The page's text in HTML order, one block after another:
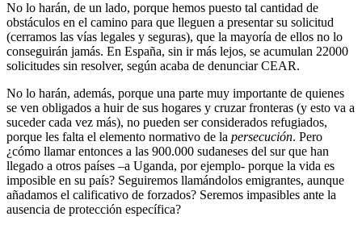
No lo harán, de un lado, porque hemos puesto tal cantidad de
obstáculos en el camino para que lleguen a presentar su solicitud
(cerramos las vías legales y seguras), que la mayoría de ellos no lo
conseguirán jamás. En España, sin ir más lejos, se acumulan 22000
solicitudes sin resolver, según acaba de denunciar CEAR.
No lo harán, además, porque una parte muy importante de quienes
se ven obligados a huir de sus hogares y cruzar fronteras (y esto va a
suceder cada vez más), no pueden ser considerados refugiados,
porque les falta el elemento normativo de la persecución. Pero
¿cómo llamar entonces a las 900.000 sudaneses del sur que han
llegado a otros países –a Uganda, por ejemplo- porque la vida es
imposible en su país? Seguiremos llamándolos emigrantes, aunque
añadamos el calificativo de forzados? Seremos impasibles ante la
ausencia de protección específica?